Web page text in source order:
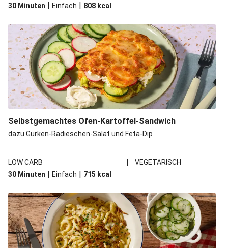
30 Minuten | Einfach | 808 kcal
Selbstgemachtes Ofen-Kartoffel-Sandwich
dazu Gurken-Radieschen-Salat und Feta-Dip
LOW CARB |
VEGETARISCH
30 Minuten | Einfach | 715 kcal